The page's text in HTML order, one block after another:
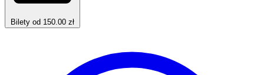
Bilety od 150.00 zł